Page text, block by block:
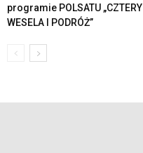
programie POLSATU „CZTERY
WESELA I PODRÓŻ”